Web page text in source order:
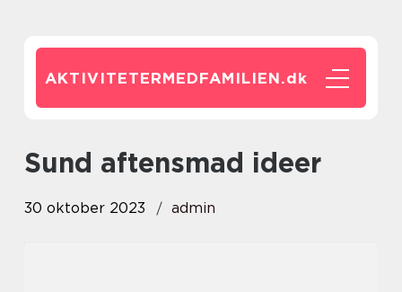
AKTIVITETERMEDFAMILIEN.dk
sund aftensmad ideer
30 oktober 2023 admin